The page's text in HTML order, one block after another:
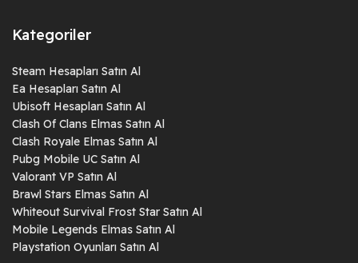
Kategoriler
Steam Hesapları Satın Al
Ea Hesapları Satın Al
Ubisoft Hesapları Satın Al
Clash Of Clans Elmas Satın Al
Clash Royale Elmas Satın Al
Pubg Mobile UC Satın Al
Valorant VP Satın Al
Brawl Stars Elmas Satın Al
Whiteout Survival Frost Star Satın Al
Mobile Legends Elmas Satın Al
Playstation Oyunları Satın Al